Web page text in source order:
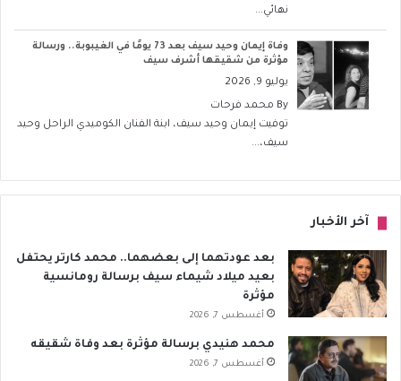
نهائي...
وفاة إيمان وحيد سيف بعد 73 يومًا في الغيبوبة.. ورسالة
مؤثرة من شقيقها أشرف سيف
يوليو 9, 2026
By محمد فرحات
توفيت إيمان وحيد سيف، ابنة الفنان الكوميدي الراحل وحيد
سيف،...
آخر الأخبار
بعد عودتهما إلى بعضهما.. محمد كارتر يحتفل
بعيد ميلاد شيماء سيف برسالة رومانسية
مؤثرة
أغسطس 7, 2026
محمد هنيدي برسالة مؤثرة بعد وفاة شقيقه
أغسطس 7, 2026